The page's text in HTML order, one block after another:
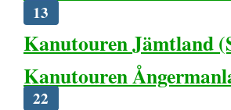
13
Kanutouren Jämtland
Kanutouren
22